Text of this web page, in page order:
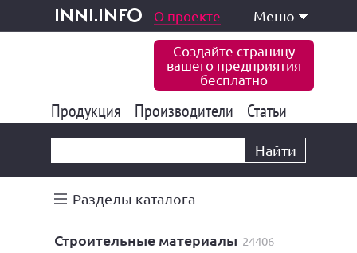
inni.info
и услуги О проекте Меню
Создайте страницу
вашего предприятия
бесплатно
Продукция 177 839
Производители 6 773
Статьи
Найти
Разделы каталога
строительные материалы 24406